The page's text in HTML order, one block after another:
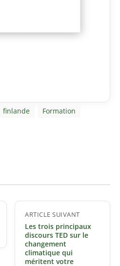
finlande
Formation
ARTICLE SUIVANT
Les trois principaux
discours TED sur le
changement
climatique qui
méritent votre